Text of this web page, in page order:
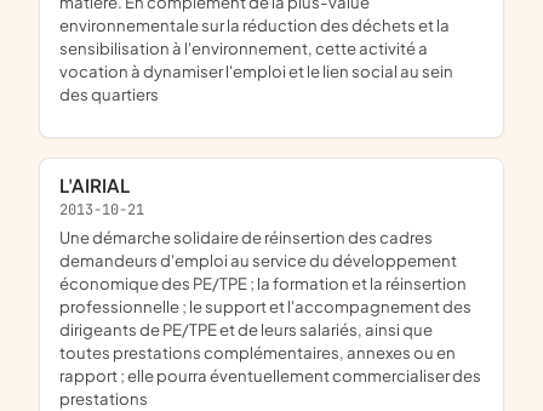
environnementale sur la réduction des déchets et la
sensibilisation à l'environnement, cette activité a
vocation à dynamiser l'emploi et le lien social au sein
des quartiers
L'AIRIAL
2013-10-21
une démarche solidaire de réinsertion des cadres
demandeurs d'emploi au service du développement
économique des PE/TPE ; la formation et la réinsertion
professionnelle ; le support et l'accompagnement des
dirigeants de PE/TPE et de leurs salariés, ainsi que
toutes prestations complémentaires, annexes ou en
rapport ; elle pourra éventuellement commercialiser des
prestations